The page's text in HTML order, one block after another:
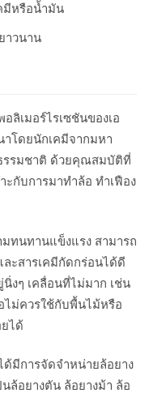
มีหรือน้ำมัน
าวนาน
ลิเมอร์ไรเซชันของเอ
โดยนักเคมีจากมหา
รรมชาติ ด้วยคุณสมบัติที่
กับการมาทำล้อ ทำเฟือง
มทนทานแข็งแรง สามารถ
ะสารเคมีกัดกร่อนได้ดี
งๆ เคลื่อนที่ไม่มาก เช่น
ไม่ควรใช้กับพื้นไม้หรือ
ได้
มีการจัดจำหน่ายล้อยาง
ล้อยางตัน ล้อยางม้า ล้อ